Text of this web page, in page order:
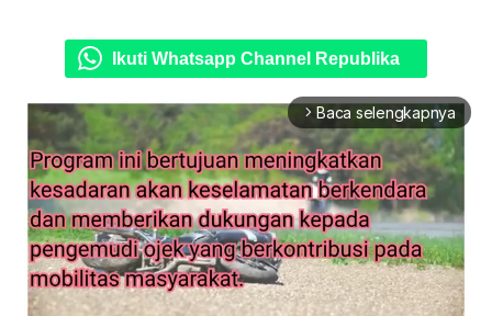
Ikuti Whatsapp Channel Republika
arrow_forward_ios Baca selengkapnya